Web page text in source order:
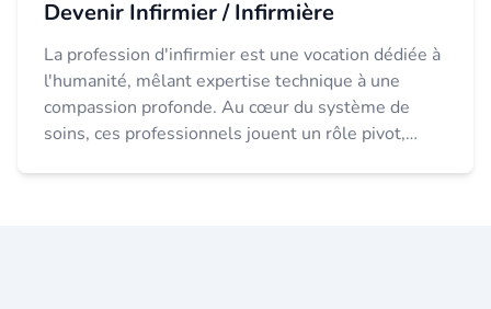
Devenir Infirmier / Infirmière
La profession d'infirmier est une vocation dédiée à
l'humanité, mêlant expertise technique à une
compassion profonde. Au cœur du système de
soins, ces professionnels jouent un rôle pivot,